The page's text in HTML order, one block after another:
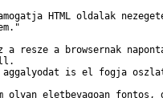
HTML oldalak
a resze a browsernak
aggalyodat is el fogja
eletbevagoan fontos,